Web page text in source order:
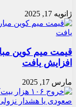
ژانویه 17, 2025
افزایش یافت
مارس 17, 2025